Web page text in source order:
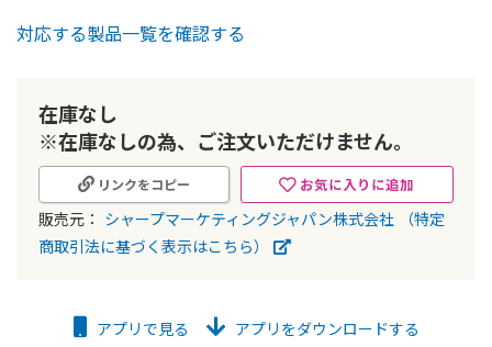
対応する製品一覧を確認する
在庫なし
※在庫なしの為、ご注文いただけません。
お気に入りに追加
リンクをコピー
販売元： シャープマーケティングジャパン株式会社
（特定
商取引法に基づく表示はこちら）
最
初
動
アプリで見る アプリをダウンロードする